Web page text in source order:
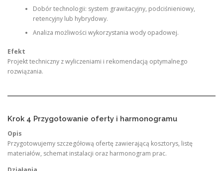
Dobór technologii: system grawitacyjny, podciśnieniowy,
retencyjny lub hybrydowy.
Analiza możliwości wykorzystania wody opadowej.
Efekt
Projekt techniczny z wyliczeniami i rekomendacją optymalnego
rozwiązania.
Krok 4 Przygotowanie oferty i harmonogramu
Opis
Przygotowujemy szczegółową ofertę zawierającą kosztorys, listę
materiałów, schemat instalacji oraz harmonogram prac.